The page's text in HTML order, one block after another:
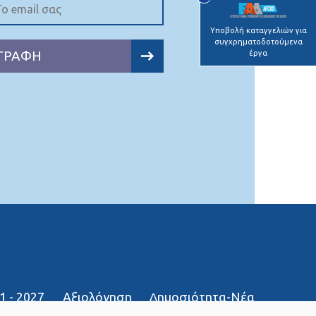
Υποβολή καταγγελιών για
συγχρηματοδοτούμενα
έργα
- 2027 Αξιολόγηση ∆ημοσιότητα-Νέα